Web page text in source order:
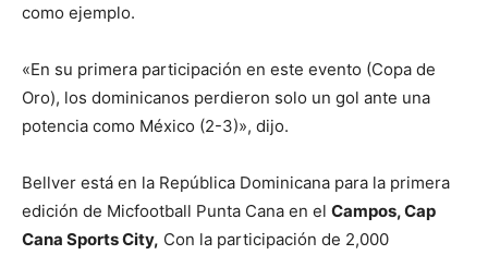
como ejemplo.
«En su primera participación en este evento (Copa de
Oro), los dominicanos perdieron solo un gol ante una
potencia como México (2-3)», dijo.
Bellver está en la República Dominicana para la primera
edición de Micfootball Punta Cana en el Campos, Cap
Cana Sports City, Con la participación de 2,000